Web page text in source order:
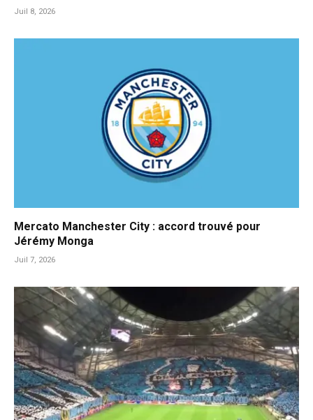
Juil 8, 2026
Mercato Manchester City : accord trouvé pour
Jérémy Monga
Juil 7, 2026